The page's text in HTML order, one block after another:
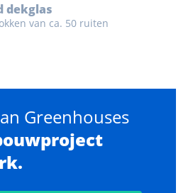
dekglas
van ca. 50 ruiten
Greenhouses